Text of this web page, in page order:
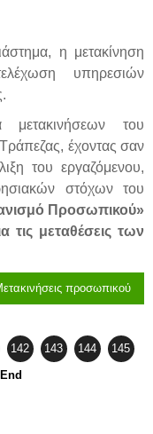
η μετακίνηση
υπηρεσιών
του
έχοντας σαν
του εργαζόμενου,
στόχων του
Προσωπικού»
τις μεταθέσεις των
προσωπικού
142 143 144 145
End